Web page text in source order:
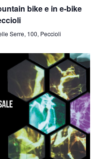
bike e in e-bike
Serre, 100, Peccioli